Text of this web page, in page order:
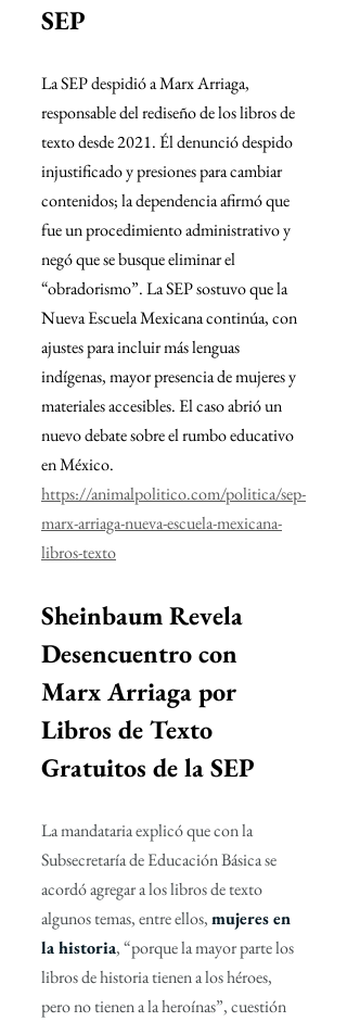
SEP
La SEP despidió a Marx Arriaga,
responsable del rediseño de los libros de
texto desde 2021. Él denunció despido
injustificado y presiones para cambiar
contenidos; la dependencia afirmó que
fue un procedimiento administrativo y
negó que se busque eliminar el
“obradorismo”. La SEP sostuvo que la
Nueva Escuela Mexicana continúa, con
ajustes para incluir más lenguas
indígenas, mayor presencia de mujeres y
materiales accesibles. El caso abrió un
nuevo debate sobre el rumbo educativo
en México.
https://animalpolitico.com/politica/sep-
marx-arriaga-nueva-escuela-mexicana-
libros-texto
Sheinbaum Revela
Desencuentro con
Marx Arriaga por
Libros de Texto
Gratuitos de la SEP
La mandataria explicó que con la
Subsecretaría de Educación Básica se
acordó agregar a los libros de texto
algunos temas, entre ellos, mujeres en
la historia, “porque la mayor parte los
libros de historia tienen a los héroes,
pero no tienen a la heroínas”, cuestión